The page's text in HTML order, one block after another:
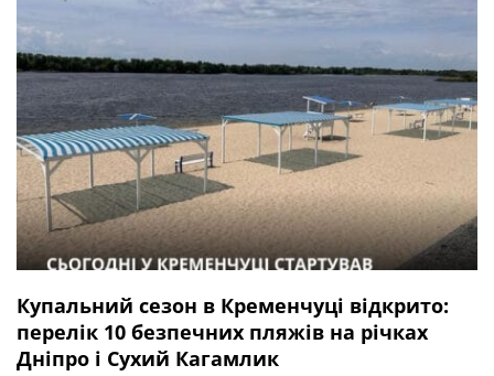
Купальний сезон в Кременчуці відкрито:
перелік 10 безпечних пляжів на річках
Дніпро і Сухий Кагамлик